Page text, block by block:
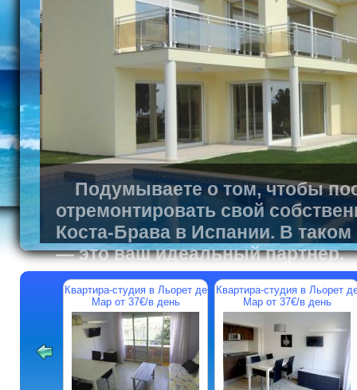
Подумываете о том, чтобы
отремонтировать свой
Коста-Брава в Испании. В
— это ваш идеальный партнер.
Квартира-студия в Льорет де
Мар от 37€/в день
Квартира-студия в Льорет
Мар от 37€/в день